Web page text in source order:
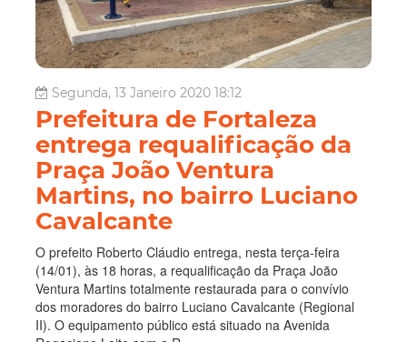
Segunda, 13 Janeiro 2020 18:12
Prefeitura de Fortaleza
entrega requalificação da
Praça João Ventura
Martins, no bairro Luciano
Cavalcante
O prefeito Roberto Cláudio entrega, nesta terça-feira
(14/01), às 18 horas, a requalificação da Praça João
Ventura Martins totalmente restaurada para o convívio
dos moradores do bairro Luciano Cavalcante (Regional
II). O equipamento público está situado na Avenida